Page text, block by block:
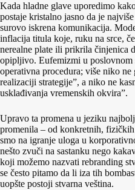
Kada hladne glave uporedimo
postaje kristalno jasno da je
surovo iskrena komunikacija.
inflacija titula koje, ruku na srce,
nerealne plate ili prikrila činjenica
opipljivo. Eufemizmi u poslovnom
operativna procedura; više niko
realizaciji strategije”, a niko ne
usklađivanja vremenskih okvira”.
Upravo ta promena u jeziku
promenila – od konkretnih,
smo na igranje uloga u
nešto zvuči na sastanku nego
koji možemo nazvati rebranding
se često pitamo da li iza tih
uopšte postoji stvarna veština.